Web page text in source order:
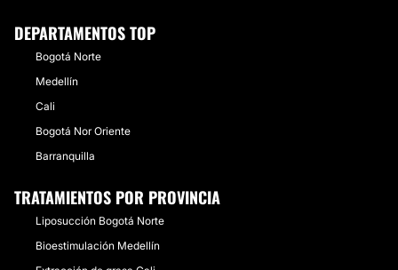
DEPARTAMENTOS TOP
Bogotá Norte
Medellín
Cali
Bogotá Nor Oriente
Barranquilla
TRATAMIENTOS POR PROVINCIA
Liposucción Bogotá Norte
Bioestimulación Medellín